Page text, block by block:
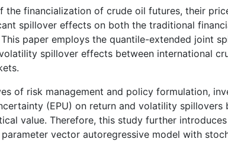
the financialization of crude oil futures, their
spillover effects on both the traditional
paper employs the quantile-extended joint
spillover effects between international
of risk management and policy formulation,
(EPU) on return and volatility spillovers
value. Therefore, this study further introduces
vector autoregressive model with